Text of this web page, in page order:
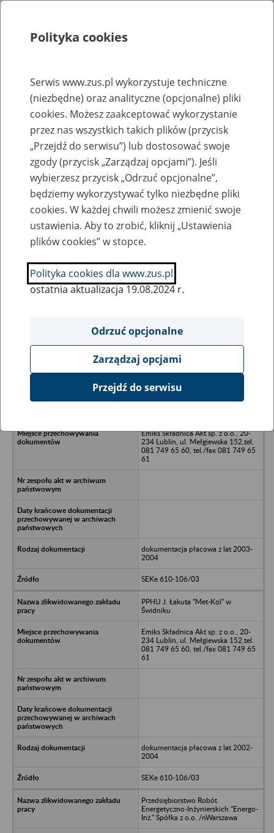
Rejestry, ewidencje i archiwa
Baza zlikwidowanych lub
przekształconych zakładów pracy
Nazwa zakładu pracy:
SZUKAJ
Ukryj wszystkie pozycje bazy
Biaspol sp. z o.o. w Warszawie
Emiks Składnica Akt sp. z o.o., 20-
234 Lublin, ul. Mełgiewska 152,tel.
081 749 65 60, tel./fax 081 749 65
61
dokumentacja płacowa z lat 2003-
2004
SEKe 610-106/03
PPHU J. Łakuta "Met-Kol" w
Świdniku
Emiks Składnica Akt sp. z o.o., 20-
234 Lublin, ul. Mełgiewska 152,tel.
081 749 65 60, tel./fax 081 749 65
61
dokumentacja płacowa z lat 2002-
2004
SEKe 610-106/03
Przedsiębiorstwo Robót
Energetyczno-Inżynierskich "Energo-
Inż." Spółka z o.o. /nWarszawa
Polityka cookies
Serwis www.zus.pl wykorzystuje techniczne
(niezbędne) oraz analityczne (opcjonalne) pliki
cookies. Możesz zaakceptować wykorzystanie
przez nas wszystkich takich plików (przycisk
„Przejdź do serwisu”) lub dostosować swoje
zgody (przycisk „Zarządzaj opcjami”). Jeśli
wybierzesz przycisk „Odrzuć opcjonalne”,
będziemy wykorzystywać tylko niezbędne pliki
cookies. W każdej chwili możesz zmienić swoje
ustawienia. Aby to zrobić, kliknij „Ustawienia
plików cookies” w stopce.
Polityka cookies dla www.zus.pl
ostatnia aktualizacja 19.08.2024 r.
Odrzuć opcjonalne
Zarządzaj opcjami
Przejdź do serwisu